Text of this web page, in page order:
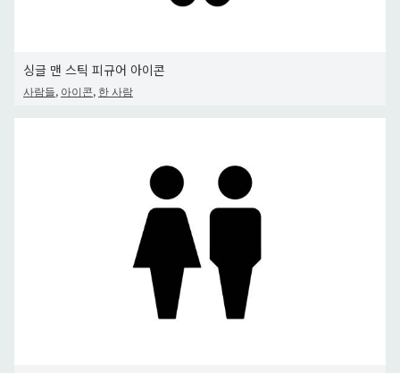
싱글 맨 스틱 피규어 아이콘
사람들, 아이콘, 한 사람